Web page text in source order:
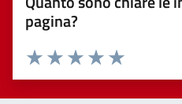
pagina?
Valuta 5
Valuta 4 stelle su
Valuta 3 stelle su 5
Valuta 2 stelle su 5
Valuta 1 stelle su 5